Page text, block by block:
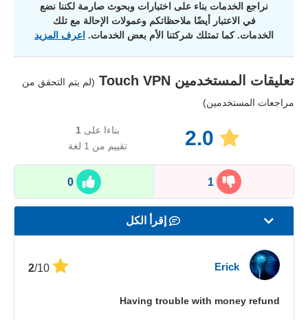
نراجع الخدمات بناء على اختبارات وبحوث صارمة لكننا نضع
في الاعتبار أيضًا ملاحظاتكم وعمولات الإحالة مع تلك
الخدمات. كما تمتلك شركتنا الأم بعض الخدمات. اعرف المزيد
تعليقات المستخدمين Touch VPN (لم يتم التحقق من
مراجعات المستخدمين)
2.0 بناءا على 1
تقييم من 1 لغة
0 1
إقرأ الكل
الأمان
Erick
/10
Having trouble with money refund